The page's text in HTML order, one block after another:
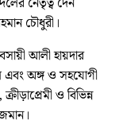
চৌধুরী।
আলী হায়দার
এবং অঙ্গ ও সহযোগী
ও বিভিন্ন